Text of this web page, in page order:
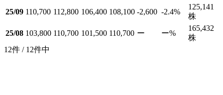
25/09 110,700 112,800 106,400 108,100 -2,600 -2.4%
125,141
株
25/08 103,800 110,700 101,500 110,700 ー ー%
165,432
株
12件 / 12件中